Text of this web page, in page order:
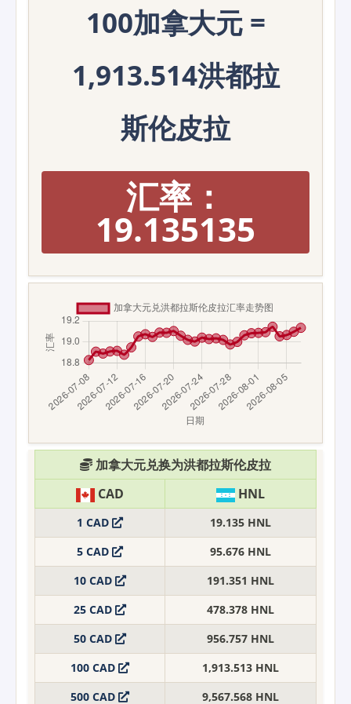
100加拿大元 =
1,913.514洪都拉
斯伦皮拉
汇率：
19.135135
加拿大元兑换为洪都拉斯伦皮拉
CAD
HNL
1 CAD
19.135 HNL
5 CAD
95.676 HNL
10 CAD
191.351 HNL
25 CAD
478.378 HNL
50 CAD
956.757 HNL
100 CAD
1,913.513 HNL
500 CAD
9,567.568 HNL